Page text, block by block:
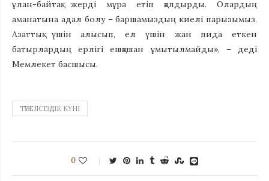
ұлан-байтақ жерді мұра етіп қалдырды. Олардың
аманатына адал болу – баршамыздың киелі парызымыз.
Азаттық үшін алысып, ел үшін жан пида еткен
батырлардың ерлігі ешқашан ұмытылмайды», – деді
Мемлекет басшысы.
ТӘУЕЛСІЗДІК КҮНІ
0